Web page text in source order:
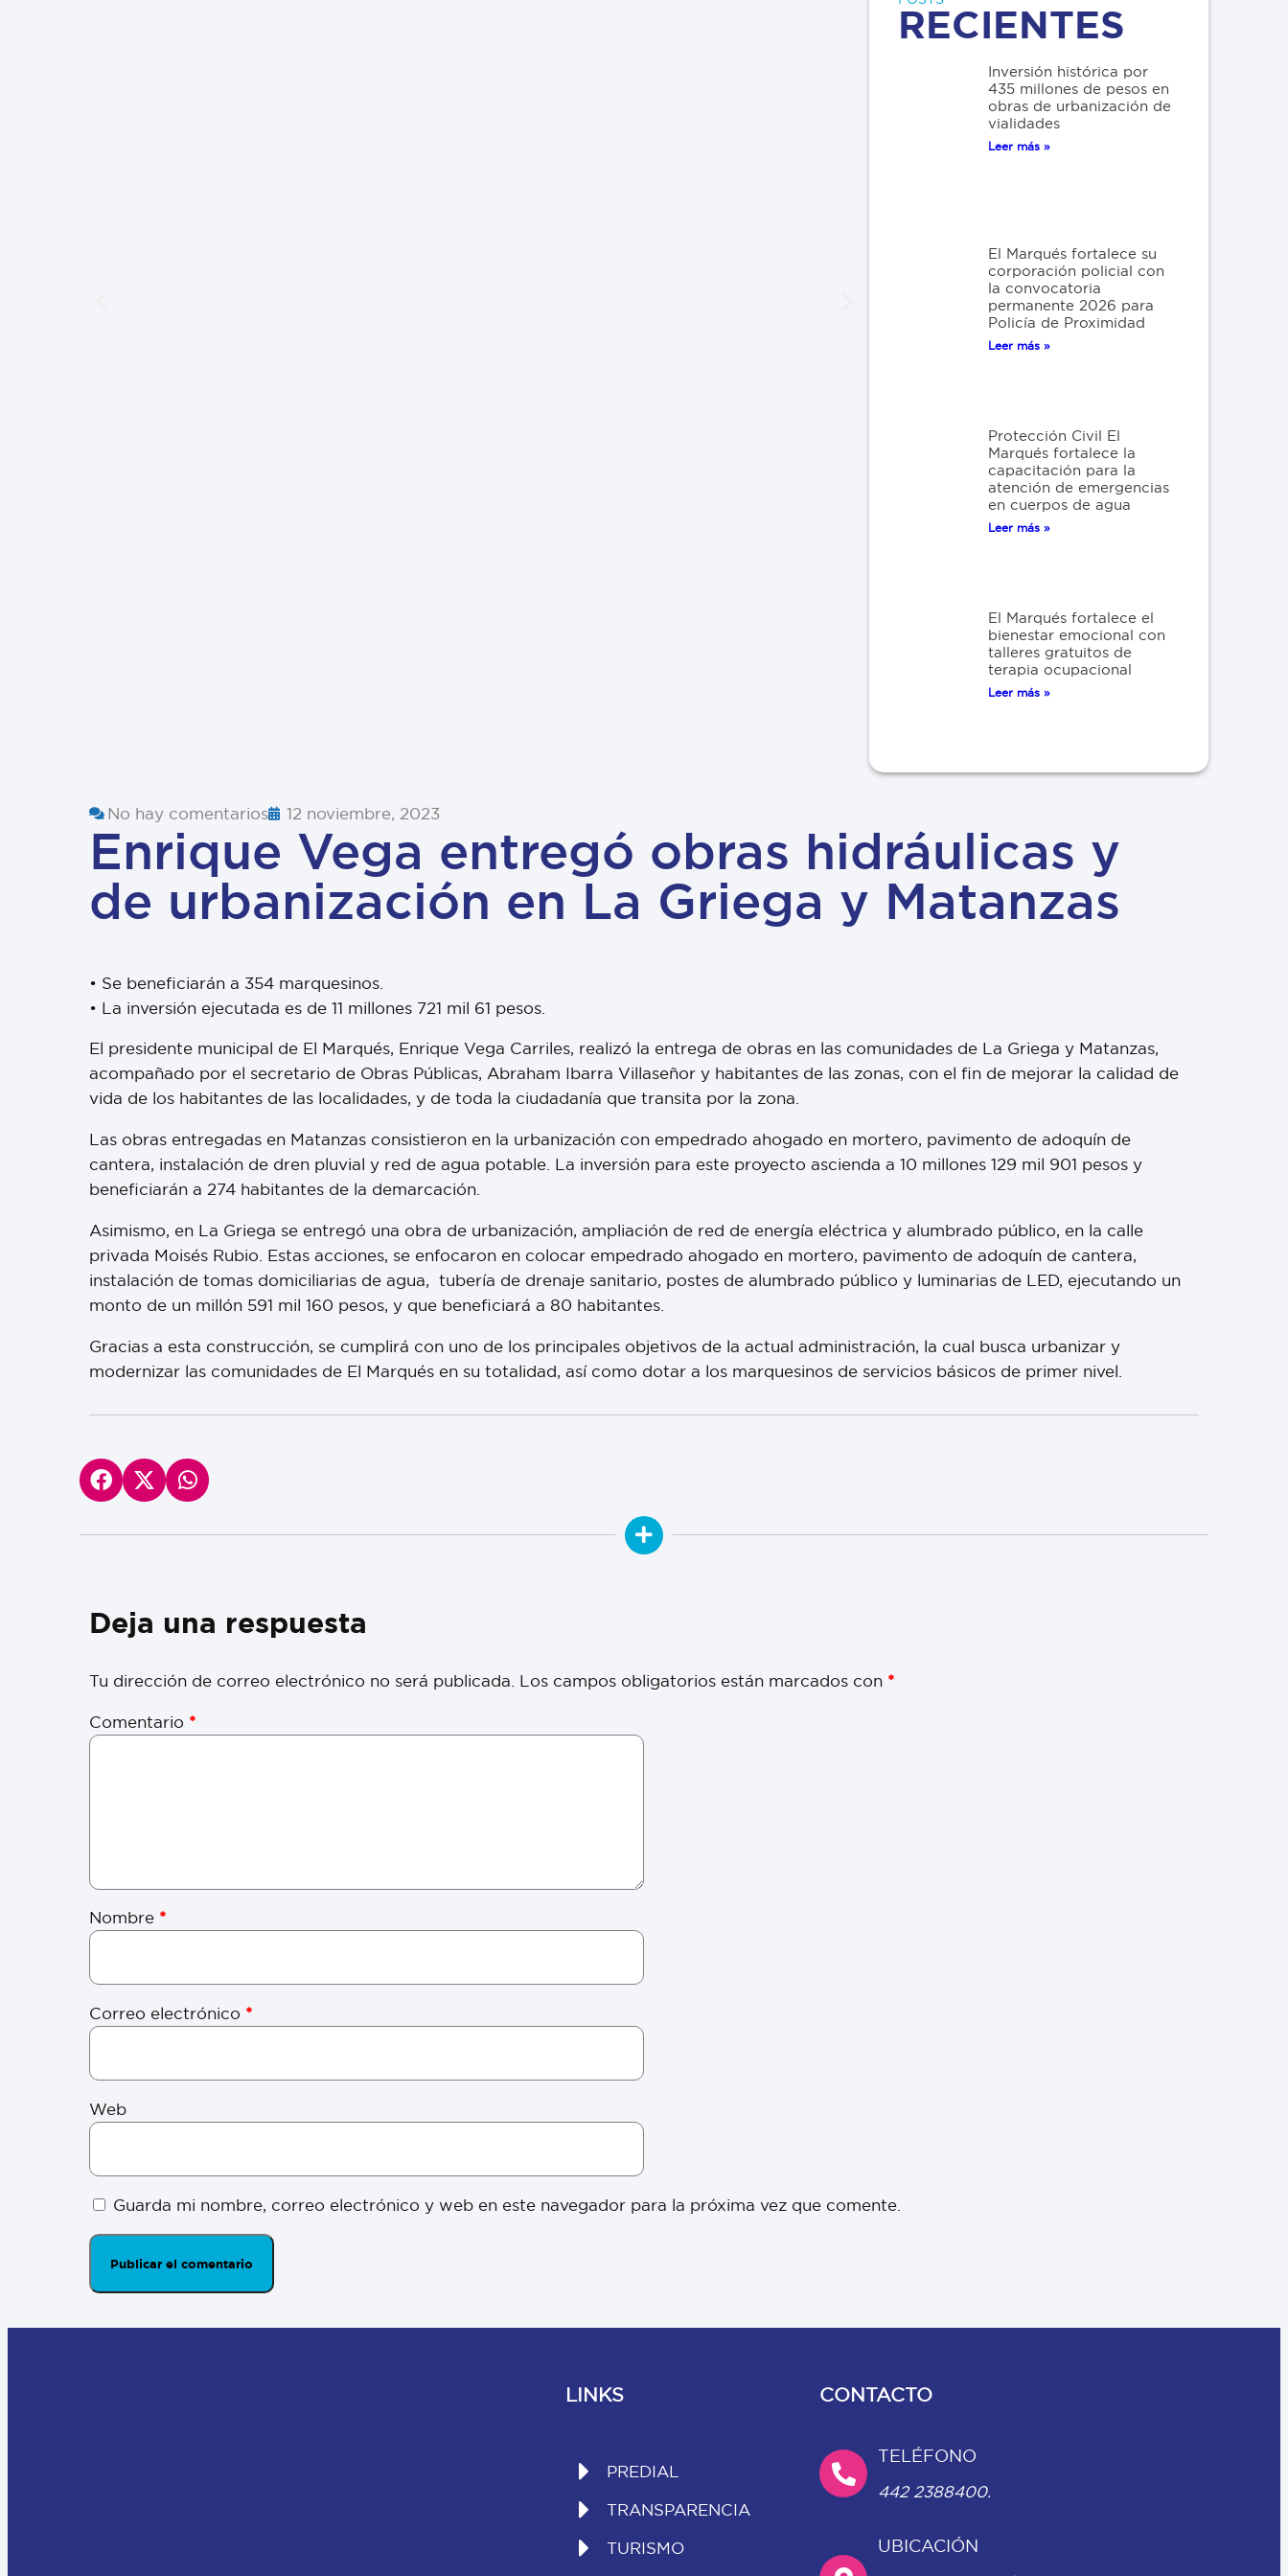
RECIENTES
Inversión histórica por
435 millones de pesos en
obras de urbanización de
vialidades
Leer más »
El Marqués fortalece su
corporación policial con
la convocatoria
permanente 2026 para
Policía de Proximidad
Leer más »
Protección Civil El
Marqués fortalece la
capacitación para la
atención de emergencias
en cuerpos de agua
Leer más »
El Marqués fortalece el
bienestar emocional con
talleres gratuitos de
terapia ocupacional
Leer más »
No hay comentarios 12 noviembre, 2023
Enrique Vega entregó obras hidráulicas y
de urbanización en La Griega y Matanzas
• Se beneficiarán a 354 marquesinos.
• La inversión ejecutada es de 11 millones 721 mil 61 pesos.
El presidente municipal de El Marqués, Enrique Vega Carriles, realizó la entrega de obras en las comunidades de La Griega y Matanzas,
acompañado por el secretario de Obras Públicas, Abraham Ibarra Villaseñor y habitantes de las zonas, con el fin de mejorar la calidad de
vida de los habitantes de las localidades, y de toda la ciudadanía que transita por la zona.
Las obras entregadas en Matanzas consistieron en la urbanización con empedrado ahogado en mortero, pavimento de adoquín de
cantera, instalación de dren pluvial y red de agua potable. La inversión para este proyecto ascienda a 10 millones 129 mil 901 pesos y
beneficiarán a 274 habitantes de la demarcación.
Asimismo, en La Griega se entregó una obra de urbanización, ampliación de red de energía eléctrica y alumbrado público, en la calle
privada Moisés Rubio. Estas acciones, se enfocaron en colocar empedrado ahogado en mortero, pavimento de adoquín de cantera,
instalación de tomas domiciliarias de agua, tubería de drenaje sanitario, postes de alumbrado público y luminarias de LED, ejecutando un
monto de un millón 591 mil 160 pesos, y que beneficiará a 80 habitantes.
Gracias a esta construcción, se cumplirá con uno de los principales objetivos de la actual administración, la cual busca urbanizar y
modernizar las comunidades de El Marqués en su totalidad, así como dotar a los marquesinos de servicios básicos de primer nivel.
Deja una respuesta
Tu dirección de correo electrónico no será publicada. Los campos obligatorios están marcados con *
Comentario *
Nombre *
Correo electrónico *
Web
Guarda mi nombre, correo electrónico y web en este navegador para la próxima vez que comente.
LINKS
PREDIAL
TRANSPARENCIA
TURISMO
CONTACTO
TELÉFONO
442 2388400.
UBICACIÓN